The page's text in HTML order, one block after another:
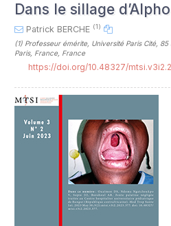
Dans le sillage
Patrick BERCHE (1)
(1) Professeur émérite, Université Paris Cité,
Paris, France, France
https://doi.org/10.48327/